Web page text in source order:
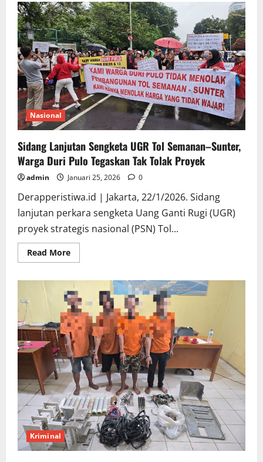
“Surat
Palsu”
Mekar
Jaya:
Iskandar
Halim
dkk
Laporkan
Sindikat
Oknum
Kades
ke
Polda
Sumsel
atas
Penjarahan
Ribu
Hektare
Lahan!
Nasional
Sidang Lanjutan Sengketa UGR Tol Semanan–Sunter,
Warga Duri Pulo Tegaskan Tak Tolak Proyek
admin Januari 25, 2026 0
Derapperistiwa.id | Jakarta, 22/1/2026. Sidang
lanjutan perkara sengketa Uang Ganti Rugi (UGR)
proyek strategis nasional (PSN) Tol...
Read MoreRead
more
Lanjutan
Sengketa
UGR
Tol
Semanan–
Sunter,
Warga
Duri
Pulo
Tegaskan
Tak
Tolak
Proyek
Kriminal